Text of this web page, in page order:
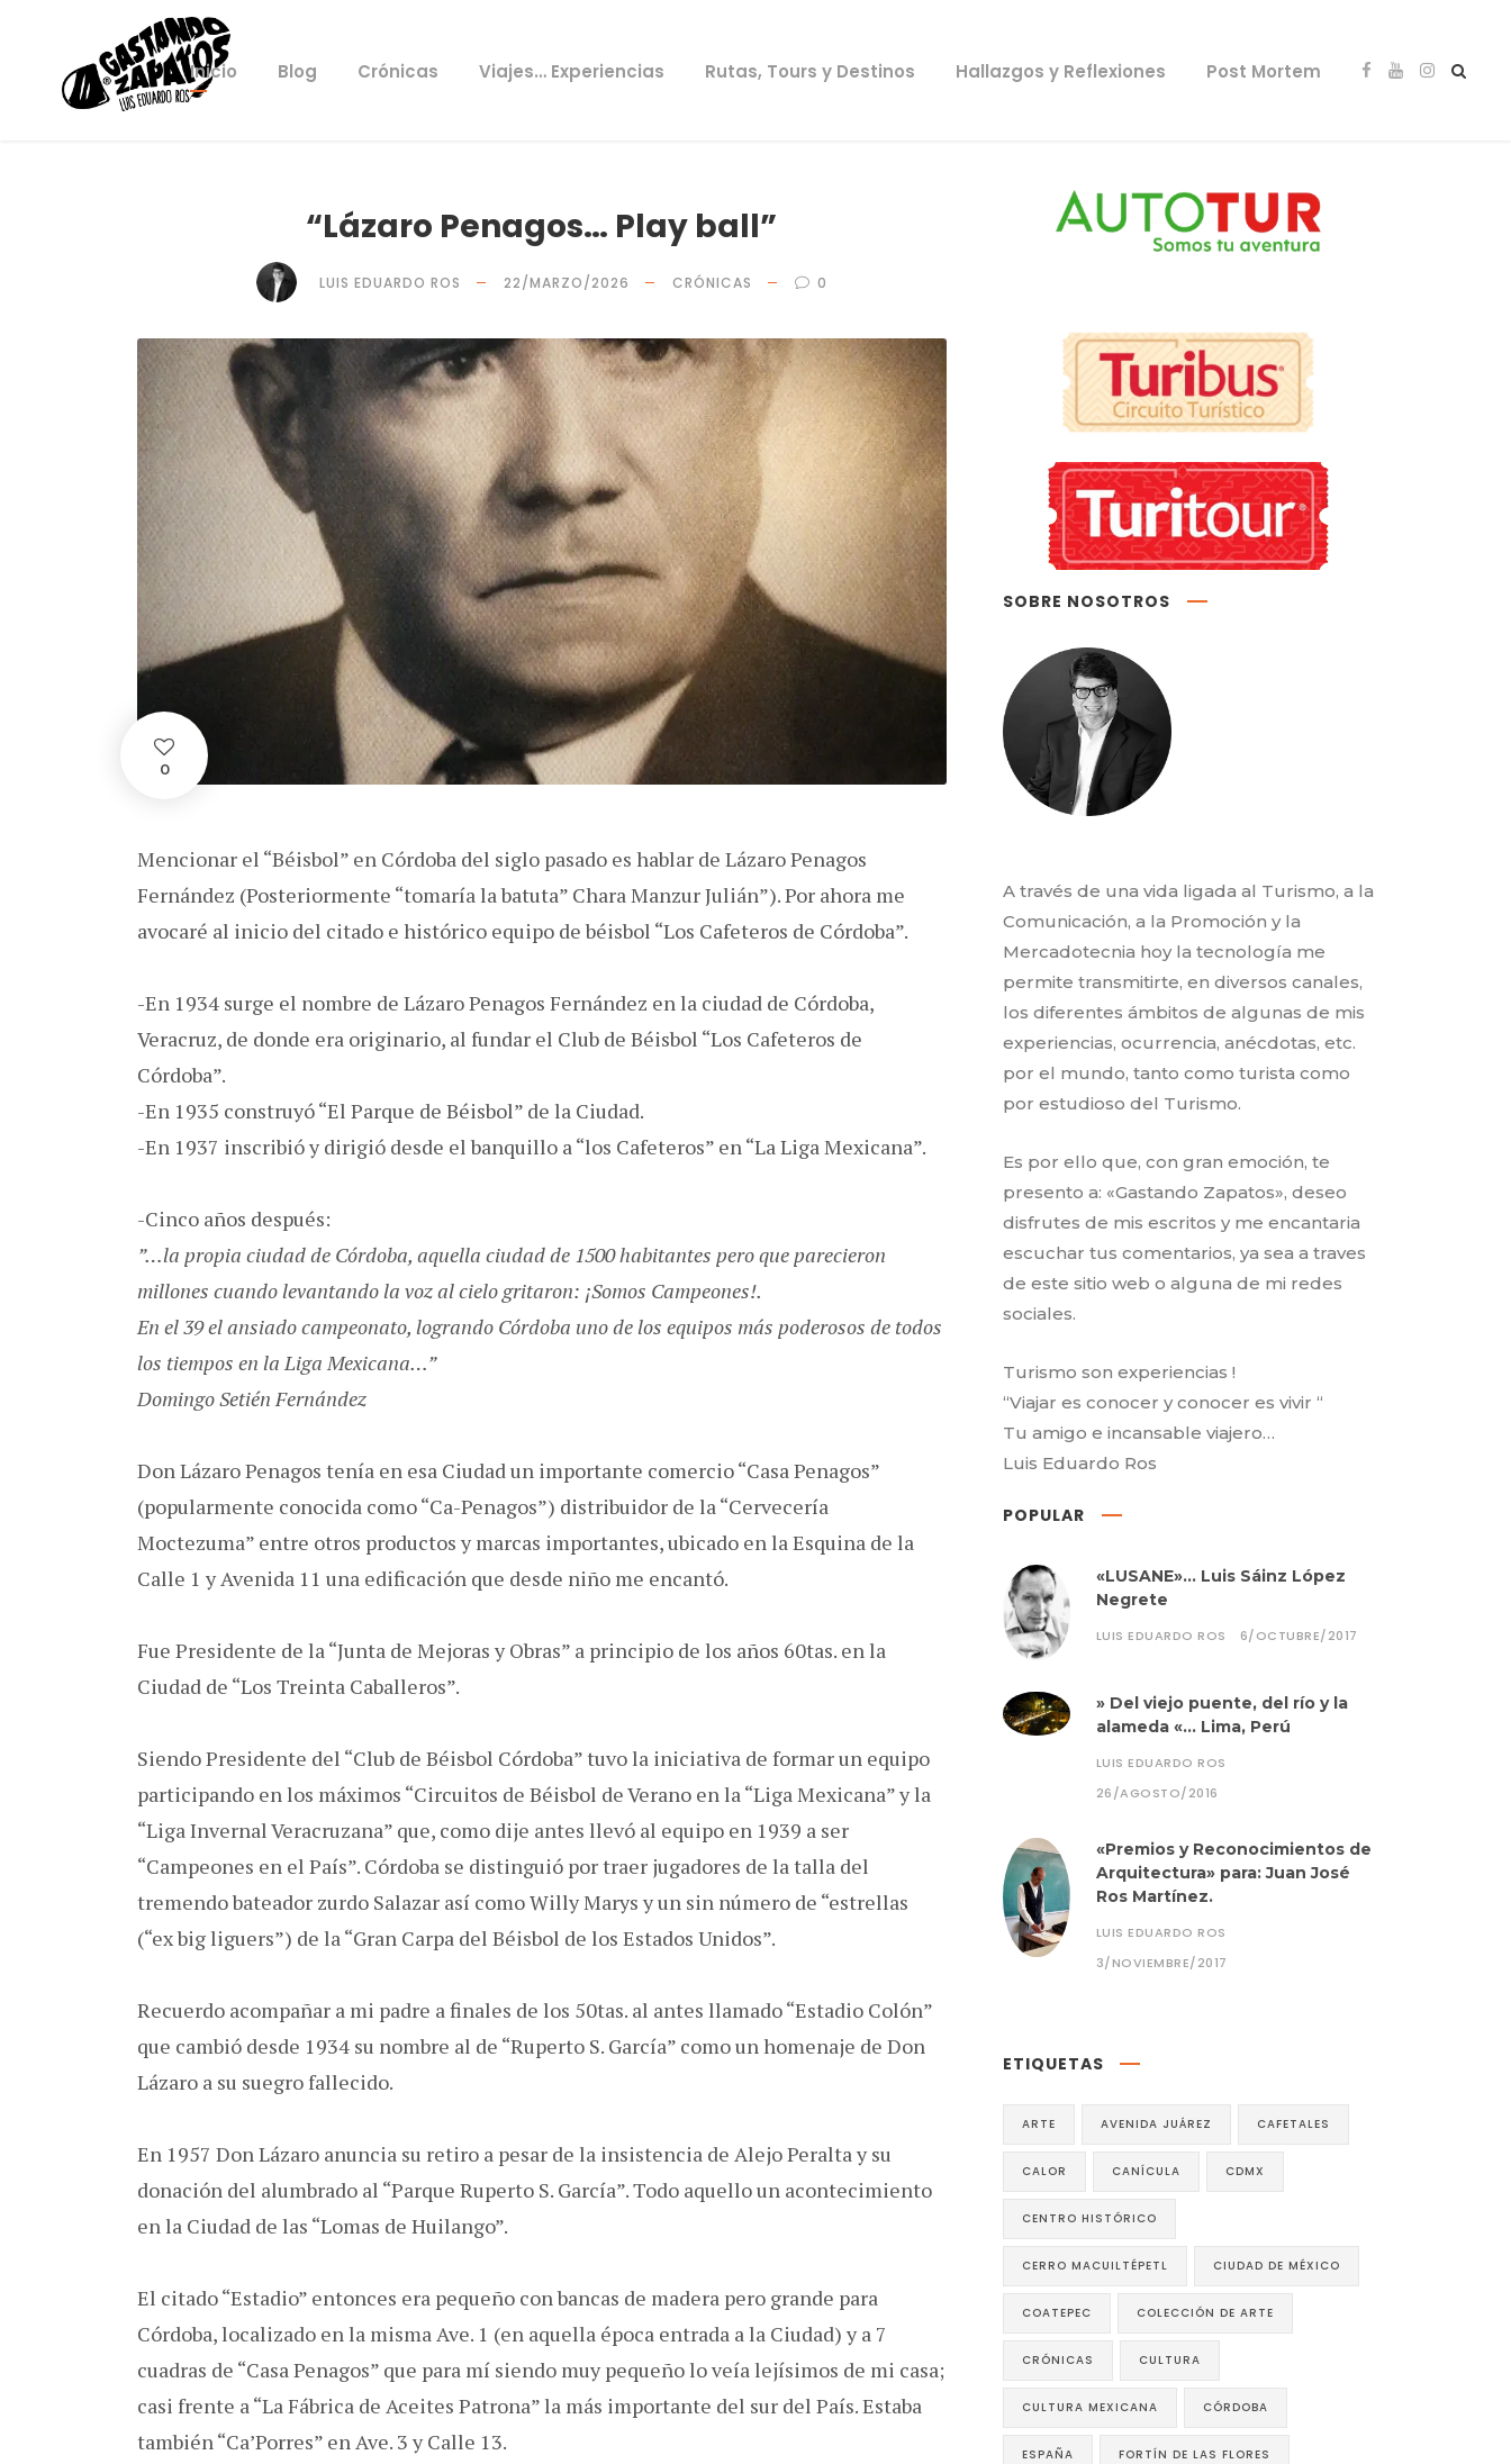
Inicio Blog Crónicas Viajes… Experiencias Rutas, Tours y Destinos Hallazgos y Reflexiones Post Mortem
“Lázaro Penagos… Play ball”
LUIS EDUARDO ROS 22/MARZO/2026 CRÓNICAS 0
0
Mencionar el “Béisbol” en Córdoba del siglo pasado es hablar de Lázaro Penagos
Fernández (Posteriormente “tomaría la batuta” Chara Manzur Julián”). Por ahora me
avocaré al inicio del citado e histórico equipo de béisbol “Los Cafeteros de Córdoba”.
-En 1934 surge el nombre de Lázaro Penagos Fernández en la ciudad de Córdoba,
Veracruz, de donde era originario, al fundar el Club de Béisbol “Los Cafeteros de
Córdoba”.
-En 1935 construyó “El Parque de Béisbol” de la Ciudad.
-En 1937 inscribió y dirigió desde el banquillo a “los Cafeteros” en “La Liga Mexicana”.
-Cinco años después:
”…la propia ciudad de Córdoba, aquella ciudad de 1500 habitantes pero que parecieron
millones cuando levantando la voz al cielo gritaron: ¡Somos Campeones!.
En el 39 el ansiado campeonato, logrando Córdoba uno de los equipos más poderosos de todos
los tiempos en la Liga Mexicana…”
Domingo Setién Fernández
Don Lázaro Penagos tenía en esa Ciudad un importante comercio “Casa Penagos”
(popularmente conocida como “Ca-Penagos”) distribuidor de la “Cervecería
Moctezuma” entre otros productos y marcas importantes, ubicado en la Esquina de la
Calle 1 y Avenida 11 una edificación que desde niño me encantó.
Fue Presidente de la “Junta de Mejoras y Obras” a principio de los años 60tas. en la
Ciudad de “Los Treinta Caballeros”.
Siendo Presidente del “Club de Béisbol Córdoba” tuvo la iniciativa de formar un equipo
participando en los máximos “Circuitos de Béisbol de Verano en la “Liga Mexicana” y la
“Liga Invernal Veracruzana” que, como dije antes llevó al equipo en 1939 a ser
“Campeones en el País”. Córdoba se distinguió por traer jugadores de la talla del
tremendo bateador zurdo Salazar así como Willy Marys y un sin número de “estrellas
(“ex big liguers”) de la “Gran Carpa del Béisbol de los Estados Unidos”.
Recuerdo acompañar a mi padre a finales de los 50tas. al antes llamado “Estadio Colón”
que cambió desde 1934 su nombre al de “Ruperto S. García” como un homenaje de Don
Lázaro a su suegro fallecido.
En 1957 Don Lázaro anuncia su retiro a pesar de la insistencia de Alejo Peralta y su
donación del alumbrado al “Parque Ruperto S. García”. Todo aquello un acontecimiento
en la Ciudad de las “Lomas de Huilango”.
El citado “Estadio” entonces era pequeño con bancas de madera pero grande para
Córdoba, localizado en la misma Ave. 1 (en aquella época entrada a la Ciudad) y a 7
cuadras de “Casa Penagos” que para mí siendo muy pequeño lo veía lejísimos de mi casa;
casi frente a “La Fábrica de Aceites Patrona” la más importante del sur del País. Estaba
también “Ca’Porres” en Ave. 3 y Calle 13.
SOBRE NOSOTROS
A través de una vida ligada al Turismo, a la
Comunicación, a la Promoción y la
Mercadotecnia hoy la tecnología me
permite transmitirte, en diversos canales,
los diferentes ámbitos de algunas de mis
experiencias, ocurrencia, anécdotas, etc.
por el mundo, tanto como turista como
por estudioso del Turismo.
Es por ello que, con gran emoción, te
presento a: «Gastando Zapatos», deseo
disfrutes de mis escritos y me encantaria
escuchar tus comentarios, ya sea a traves
de este sitio web o alguna de mi redes
sociales.
Turismo son experiencias !
“Viajar es conocer y conocer es vivir “
Tu amigo e incansable viajero…
Luis Eduardo Ros
POPULAR
«LUSANE»… Luis Sáinz López
Negrete
LUIS EDUARDO ROS 6/OCTUBRE/2017
» Del viejo puente, del río y la
alameda «… Lima, Perú
LUIS EDUARDO ROS
26/AGOSTO/2016
«Premios y Reconocimientos de
Arquitectura» para: Juan José
Ros Martínez.
LUIS EDUARDO ROS
3/NOVIEMBRE/2017
ETIQUETAS
ARTE AVENIDA JUÁREZ CAFETALES
CALOR CANÍCULA CDMX
CENTRO HISTÓRICO
CERRO MACUILTÉPETL CIUDAD DE MÉXICO
COATEPEC COLECCIÓN DE ARTE
CRÓNICAS CULTURA
CULTURA MEXICANA CÓRDOBA
ESPAÑA FORTÍN DE LAS FLORES